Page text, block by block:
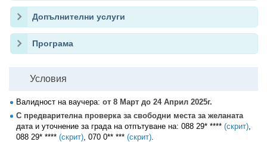
Допълнителни услуги
Програма
Условия
Валидност на ваучера: от 8 Март до 24 Април 2025г.
С предварителна проверка за свободни места за желаната
датаи уточнение за града на отпътуване на: 088 29* **** (скрит),
088 29* **** (скрит), 070 0** *** (скрит).